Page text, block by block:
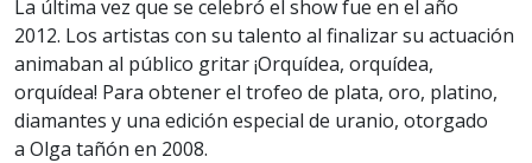
La última vez que se celebró el show fue en el año
2012. Los artistas con su talento al finalizar su actuación
animaban al público gritar ¡Orquídea, orquídea,
orquídea! Para obtener el trofeo de plata, oro, platino,
diamantes y una edición especial de uranio, otorgado
a Olga tañón en 2008.